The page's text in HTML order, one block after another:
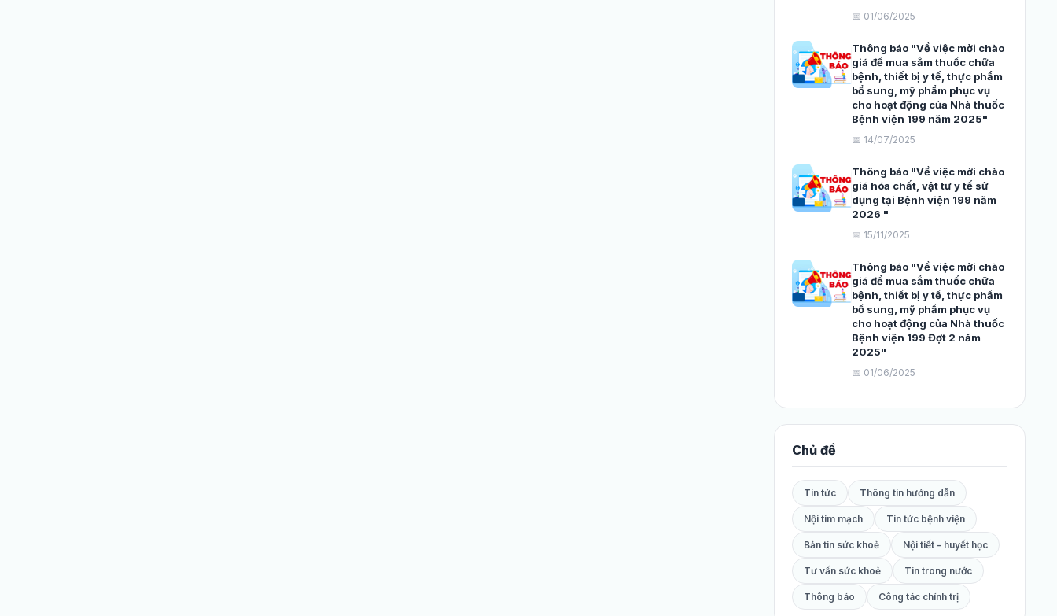
📅 01/06/2025
Thông báo "Về việc mời chào
giá để mua sắm thuốc chữa
bệnh, thiết bị y tế, thực phẩm
bổ sung, mỹ phẩm phục vụ
cho hoạt động của Nhà thuốc
Bệnh viện 199 năm 2025"
📅 14/07/2025
Thông báo "Về việc mời chào
giá hóa chất, vật tư y tế sử
dụng tại Bệnh viện 199 năm
2026 "
📅 15/11/2025
Thông báo "Về việc mời chào
giá để mua sắm thuốc chữa
bệnh, thiết bị y tế, thực phẩm
bổ sung, mỹ phẩm phục vụ
cho hoạt động của Nhà thuốc
Bệnh viện 199 Đợt 2 năm
2025"
📅 01/06/2025
Chủ đề
Tin tức Thông tin hướng dẫn
Nội tim mạch Tin tức bệnh viện
Bản tin sức khoẻ Nội tiết - huyết học
Tư vấn sức khoẻ Tin trong nước
Thông báo Công tác chính trị